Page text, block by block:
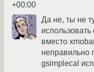
+00:00
Да не, ты не
вместо
неправильно
gsimplecal